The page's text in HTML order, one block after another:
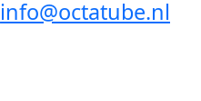
info@octatube.nl